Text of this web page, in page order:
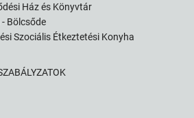
Ház és Könyvtár
Bölcsőde
Szociális Étkeztetési Konyha